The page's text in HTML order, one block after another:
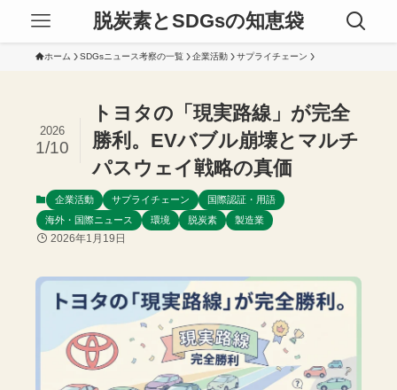
脱炭素とSDGsの知恵袋
ホーム SDGsニュース考察の一覧 企業活動 サプライチェーン
トヨタの「現実路線」が完全
勝利。EVバブル崩壊とマルチ
パスウェイ戦略の真価
2026
1/10
企業活動 サプライチェーン
国際認証・用語
海外・国際ニュース
環境 脱炭素 製造業
2026年1月19日